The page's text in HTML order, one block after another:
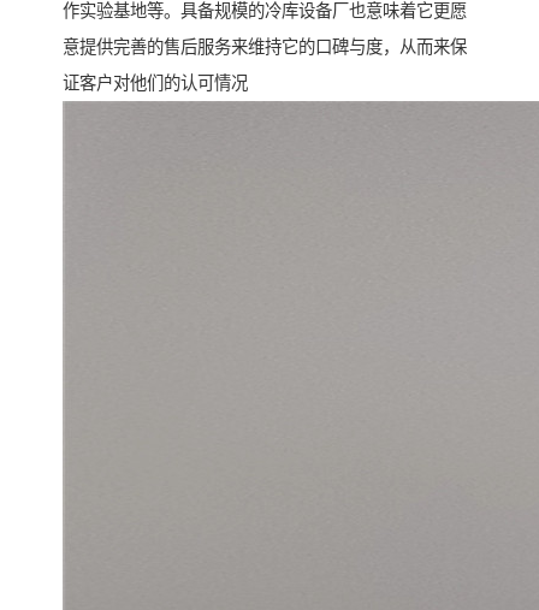
作实验基地等。具备规模的冷库设备厂也意味着它更愿
意提供完善的售后服务来维持它的口碑与度，从而来保
证客户对他们的认可情况